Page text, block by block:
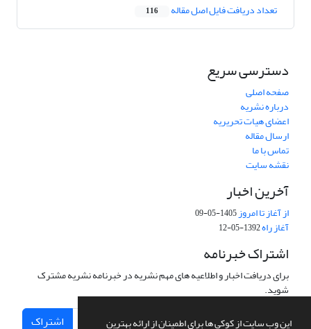
این وب سایت از کوکی ها برای اطمینان از ارائه بهترین
تعداد دریافت فایل اصل مقاله 116
دسترسی سریع
صفحه اصلی
درباره نشریه
اعضای هیات تحریریه
ارسال مقاله
تماس با ما
نقشه سایت
آخرین اخبار
از آغاز تا امروز1405-05-09
آغاز راه1392-05-12
اشتراک خبرنامه
برای دریافت اخبار و اطلاعیه های مهم نشریه در خبرنامه نشریه مشترک
شوید.
اشتراک